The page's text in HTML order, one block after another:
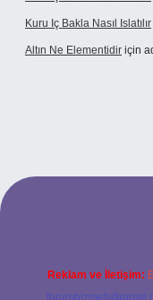
Kuru Iç Bakla Nasıl Islatılır
Altın Ne Elementidir için
giriş
Reklam ve İletişim: